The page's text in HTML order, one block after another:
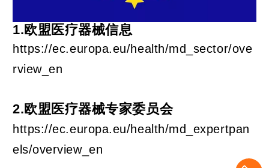
1.欧盟医疗器械信息
https://ec.europa.eu/health/md_sector/ove
rview_en
2.欧盟医疗器械专家委员会
https://ec.europa.eu/health/md_expertpan
els/overview_en